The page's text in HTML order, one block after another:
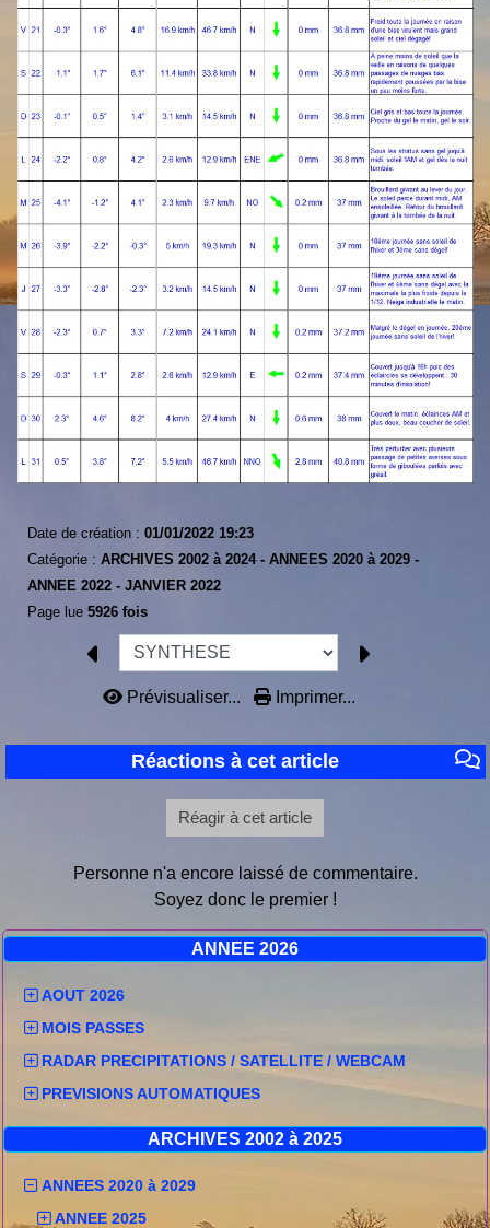
ANNEE 2026
AOUT 2026
MOIS PASSES
RADAR PRECIPITATIONS / SATELLITE / WEBCAM
PREVISIONS AUTOMATIQUES
ARCHIVES 2002 à 2025
ANNEES 2020 à 2029
ANNEE 2025
Date de création : 01/01/2022 19:23
Catégorie : ARCHIVES 2002 à 2024 - ANNEES 2020 à 2029 -
ANNEE 2022 - JANVIER 2022
Page lue 5926 fois
Prévisualiser... Imprimer...
Réactions à cet article
Réagir à cet article
Personne n'a encore laissé de commentaire.
Soyez donc le premier !